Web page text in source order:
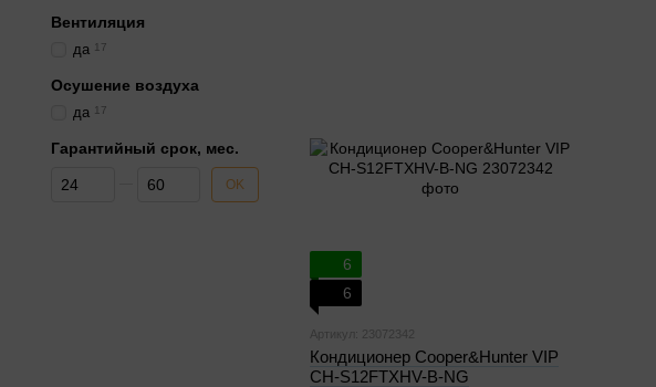
6
6
Артикул: 23072342
Кондиционер Cooper&Hunter VIP
CH-S12FTXHV-B-NG
Вентиляция
да 17
Осушение воздуха
да 17
Гарантийный срок, мес.
От Гарантийный срок, мес.
До Гарантийный срок, мес.
OK